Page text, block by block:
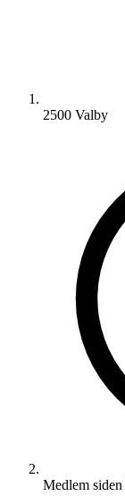
2500 Valby
Medlem siden